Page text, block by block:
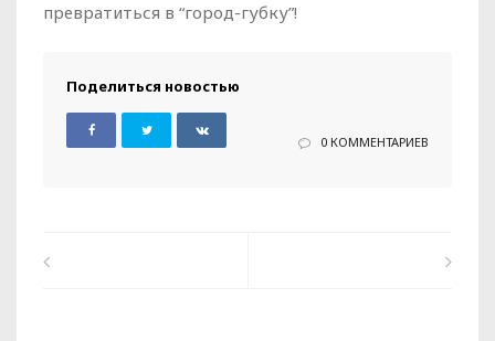
превратиться в “город-губку”!
Поделиться новостью
0 КОММЕНТАРИЕВ